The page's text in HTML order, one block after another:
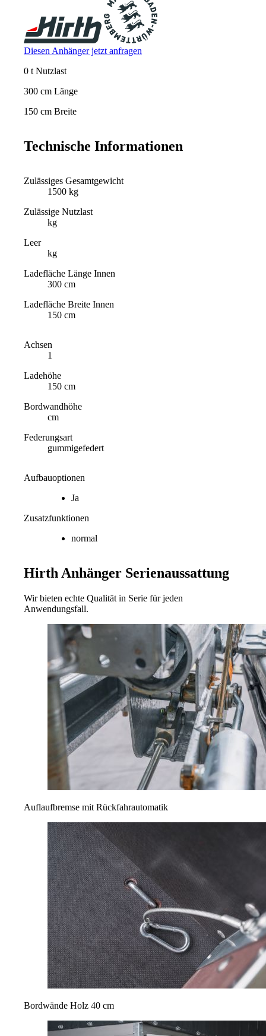
Diesen Anhänger jetzt anfragen
0 t Nutzlast
300 cm Länge
150 cm Breite
Technische Informationen
Zulässiges Gesamtgewicht
1500 kg
Zulässige Nutzlast
kg
Leer
kg
Ladefläche Länge Innen
300 cm
Ladefläche Breite Innen
150 cm
Achsen
1
Ladehöhe
150 cm
Bordwandhöhe
cm
Federungsart
gummigefedert
Aufbauoptionen
Ja
Zusatzfunktionen
normal
Hirth Anhänger Serienaussattung
Wir bieten echte Qualität in Serie für jeden
Anwendungsfall.
Auflaufbremse mit Rückfahrautomatik
Bordwände Holz 40 cm